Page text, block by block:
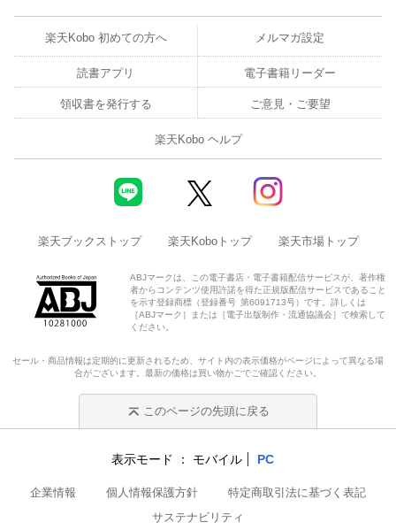
楽天Kobo 初めての方へ メルマガ設定
読書アプリ 電子書籍リーダー
領収書を発行する ご意見・ご要望
楽天Kobo ヘルプ
楽天ブックストップ 楽天Koboトップ 楽天市場トップ
ABJマークは、この電子書店・電子書籍配信サービスが、著作権
者からコンテンツ使用許諾を得た正規版配信サービスであること
を示す登録商標（登録番号 第6091713号）です。詳しくは
［ABJマーク］または［電子出版制作・流通協議会］で検索して
ください。
セール・商品情報は定期的に更新されるため、サイト内の表示価格がページによって異なる場
合がございます。最新の価格は買い物かごでご確認ください。
このページの先頭に戻る
表示モード モバイル PC
企業情報 個人情報保護方針
特定商取引法に基づく表記
サステナビリティ